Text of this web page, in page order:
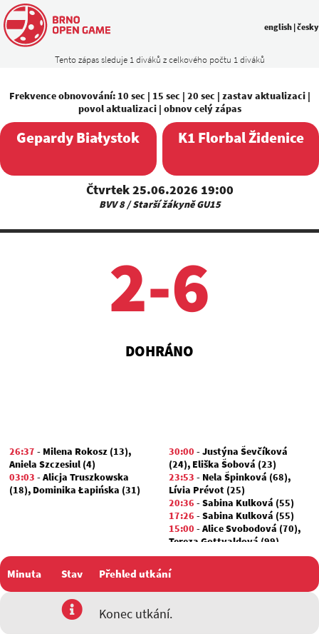
Tento zápas sleduje 1 diváků z celkového počtu 1 diváků
english |česky
Frekvence obnovování: 10 sec | 15 sec | 20 sec | zastav aktualizaci|
povol aktualizaci| obnov celý zápas
Gepardy Białystok
Čtvrtek 25.06.2026 19:00
BVV 8 / Starší žákyně GU15
K1 Florbal Židenice
2-6
DOHRÁNO
26:37 - Milena Rokosz (13),
Aniela Szczesiul (4)
03:03 -Alicja Truszkowska
(18), Dominika Łapińska (31)
30:00 -Justýna Ševčíková
(24), Eliška Šobová (23)
23:53 - Nela Špinková (68),
Lívia Prévot (25)
20:36 -Sabina Kulková (55)
17:26 -Sabina Kulková (55)
15:00 -Alice Svobodová (70),
Tereza Gottvaldová (99)
12:54-Justýna Ševčíková (24)
Minuta Stav Přehled utkání
Konec utkání.